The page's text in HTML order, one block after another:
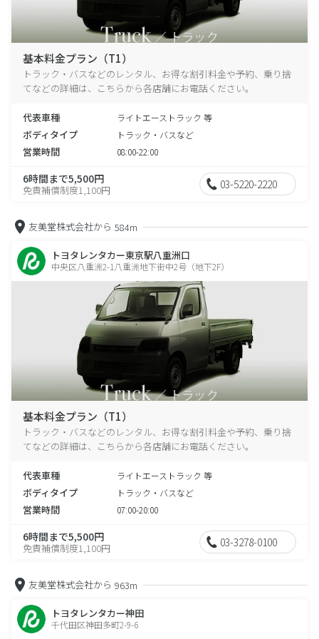
基本料金プラン（T1）
トラック・バスなどのレンタル、お得な割引料金や予約、乗り捨
てなどの詳細は、こちらから各店舗にお電話ください。
代表車種 ライトエーストラック 等
ボディタイプ トラック・バスなど
営業時間 08:00-22:00
6時間まで5,500円
免責補償制度1,100円 03-5220-2220
友美堂株式会社から 584m
トヨタレンタカー東京駅八重洲口
中央区八重洲2-1八重洲地下街中2号（地下2F）
基本料金プラン（T1）
トラック・バスなどのレンタル、お得な割引料金や予約、乗り捨
てなどの詳細は、こちらから各店舗にお電話ください。
代表車種 ライトエーストラック 等
ボディタイプ トラック・バスなど
営業時間 07:00-20:00
6時間まで5,500円
免責補償制度1,100円 03-3278-0100
友美堂株式会社から 963m
トヨタレンタカー神田
千代田区神田多町2-9-6